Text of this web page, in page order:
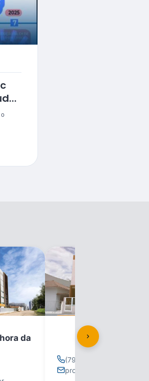
o
da
CEP Propriá
(79) 3212-1560
propria@se.senac.br